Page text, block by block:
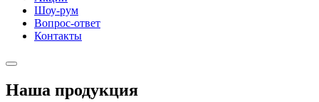
Шоу-рум
Вопрос-ответ
Контакты
Наша продукция